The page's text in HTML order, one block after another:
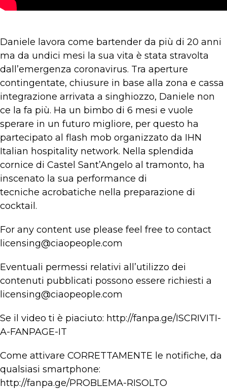
Daniele lavora come bartender da più di 20 anni
ma da undici mesi la sua vita è stata stravolta
dall’emergenza coronavirus. Tra aperture
contingentate, chiusure in base alla zona e cassa
integrazione arrivata a singhiozzo, Daniele non
ce la fa più. Ha un bimbo di 6 mesi e vuole
sperare in un futuro migliore, per questo ha
partecipato al flash mob organizzato da IHN
Italian hospitality network. Nella splendida
cornice di Castel Sant’Angelo al tramonto, ha
inscenato la sua performance di
tecniche acrobatiche nella preparazione di
cocktail.
For any content use please feel free to contact
licensing@ciaopeople.com
Eventuali permessi relativi all’utilizzo dei
contenuti pubblicati possono essere richiesti a
licensing@ciaopeople.com
Se il video ti è piaciuto: http://fanpa.ge/ISCRIVITI-
A-FANPAGE-IT
Come attivare CORRETTAMENTE le notifiche, da
qualsiasi smartphone:
http://fanpa.ge/PROBLEMA-RISOLTO